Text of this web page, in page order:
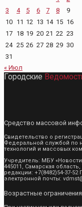
3
4 5 6 7 8
9
10 11 12 13 14 15 16
17 18 19 20 21 22 23
24 25 26 27 28 29 30
31
« Июл
Городские
Средство массовой
Свидетельство о
Федеральной службой по
технологий и массовых
Учредитель: МБУ
445011, Самарская
редакции: +7(8482)54-37-
электронной почты:
Возрастные